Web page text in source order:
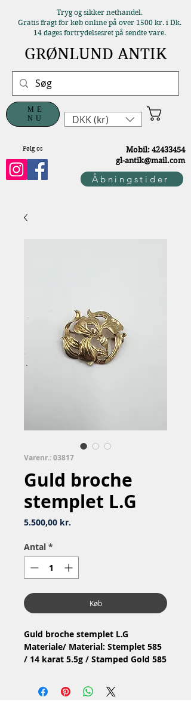
Mobil: 42433454
gl-antik@mail.com
ME
NU
Følg os
Tryg og sikker nethandel.
Gratis fragt for køb online på over 1500 kr. i Dk.
14 dages fortrydelsesret på sendte vare.
GRØNLUND ANTIK
DKK (kr)
Åbningstider
Varenr.: 03817
Guld broche
stemplet L.G
5.500,00 kr.
Antal *
Køb
Guld broche stemplet L.G
Materiale/ Material: Stemplet 585
/ 14 karat 5.5g / Stamped Gold 585
Stand / Condition: God / Good.
Dimension: 3.5 x 3.1 cm